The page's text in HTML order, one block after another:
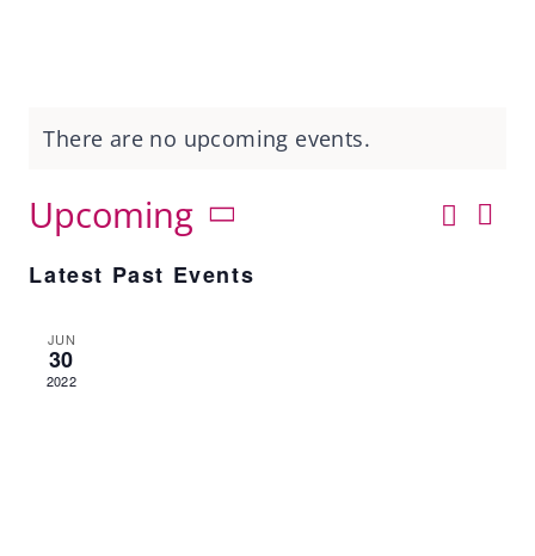
There are no upcoming events.
Search
List
Upcoming
Select
date.
Latest Past Events
JUN
30
2022